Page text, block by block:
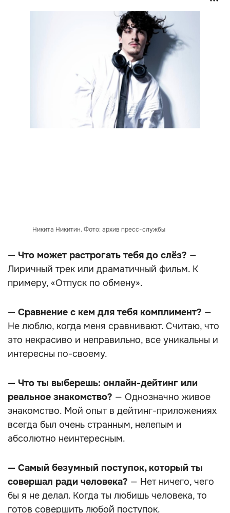
Никита Никитин. Фото: архив пресс-службы
— Что может растрогать тебя до слёз? —
Лиричный трек или драматичный фильм. К
примеру, «Отпуск по обмену».
— Сравнение с кем для тебя комплимент? —
Не люблю, когда меня сравнивают. Считаю, что
это некрасиво и неправильно, все уникальны и
интересны по-своему.
— Что ты выберешь: онлайн-дейтинг или
реальное знакомство? — Однозначно живое
знакомство. Мой опыт в дейтинг-приложениях
всегда был очень странным, нелепым и
абсолютно неинтересным.
— Самый безумный поступок, который ты
совершал ради человека? — Нет ничего, чего
бы я не делал. Когда ты любишь человека, то
готов совершить любой поступок.